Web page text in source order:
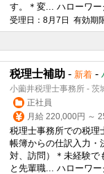
す。＊変... ハローワー
受理日：8月7日 有効期
税理士補助 - 新着 -
小薗井税理士事務所 - 茨
正社員
月給 220,000円 ～
税理士事務所での税理
帳簿からの仕訳入力・
対、訪問）＊未経験で
と先輩職... ハローワー